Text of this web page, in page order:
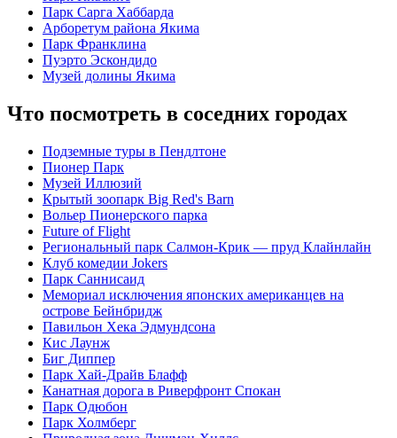
Парк Сарга Хаббарда
Арборетум района Якима
Парк Франклина
Пуэрто Эскондидо
Музей долины Якима
Что посмотреть в соседних городах
Подземные туры в Пендлтоне
Пионер Парк
Музей Иллюзий
Крытый зоопарк Big Red's Barn
Вольер Пионерского парка
Future of Flight
Региональный парк Салмон-Крик — пруд Клайнлайн
Клуб комедии Jokers
Парк Саннисаид
Мемориал исключения японских американцев на
острове Бейнбридж
Павильон Хека Эдмундсона
Кис Лаунж
Биг Диппер
Парк Хай-Драйв Блафф
Канатная дорога в Риверфронт Спокан
Парк Одюбон
Парк Холмберг